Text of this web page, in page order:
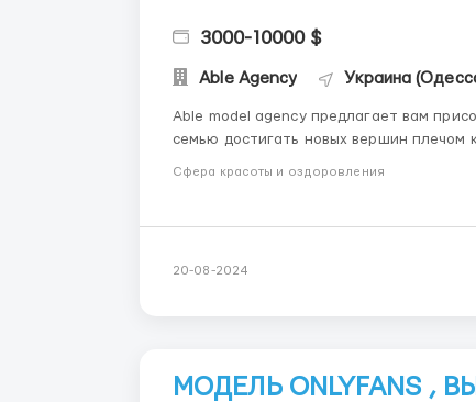
3000-10000 $
Able Agency Украина
Able model agency предлагает вам
семью достигать новых вершин плечом к плечу ! В нашем штате более 150
Сфера красоты и оздоровления
20-08-2024
МОДЕЛЬ ONLYFANS ,